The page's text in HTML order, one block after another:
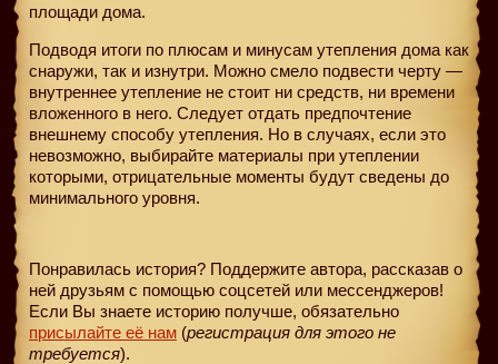
площади дома.
Подводя итоги по плюсам и минусам утепления дома как
снаружи, так и изнутри. Можно смело подвести черту —
внутреннее утепление не стоит ни средств, ни времени
вложенного в него. Следует отдать предпочтение
внешнему способу утепления. Но в случаях, если это
невозможно, выбирайте материалы при утеплении
которыми, отрицательные моменты будут сведены до
минимального уровня.
Понравилась история? Поддержите автора, рассказав о
ней друзьям с помощью соцсетей или мессенджеров!
Если Вы знаете историю получше, обязательно
присылайте её нам (регистрация для этого не
требуется).